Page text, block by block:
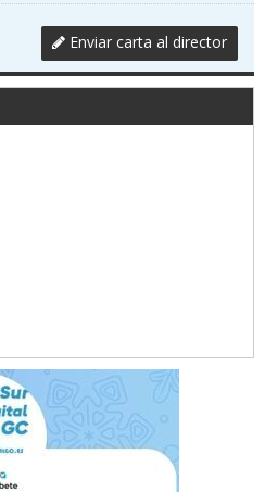
Enviar carta al director